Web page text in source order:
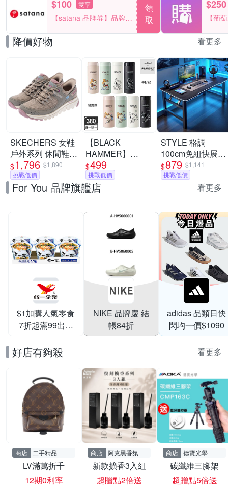
$100 雙享
【satana 品牌券】品牌週
一件折$100
領
取
$250
【葡
品滿
降價好物 看更多
SKECHERS 女鞋
戶外系列 休閒鞋
瞬穿舒適科技
SUMMITS AT -
180270TPMT
$1,796 $1,890
挑戰低價
【BLACK
HAMMER】
Snoopy316不鏽鋼
迷你保溫口袋杯
380ml(附茶隔/8款
身保溫杯)(買1送1)
$499
挑戰低價
STYLE 格調
100cm免組快展
Inferno-X 戰影電
競桌/折疊桌/電腦
桌/書桌/辦公桌/學
$879 $1,141
挑戰低價
For You 品牌旗艦店 看更多
$1加購人氣零食
7折起滿99出貨
NIKE 品牌慶 結
帳84折
adidas 品類日快
閃均一價$1090
好店有夠殺 看更多
商店 二手精品
LV滿萬折千
12期0利率
商店 阿克黑香氛
新款擴香3入組
超贈點2倍送
商店 德寶光學
碳纖維三腳架
超贈點5倍送